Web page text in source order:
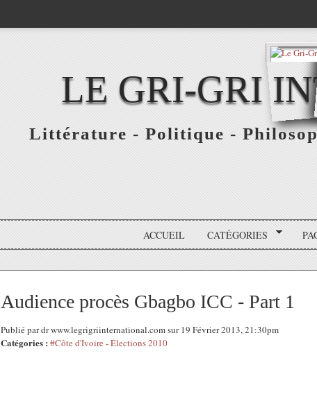
LE GRI-GRI
Littérature - Politique -
ACCUEIL CATÉGORIES
Audience procès Gbagbo ICC - Part 1
Publié par dr www.legrigriinternational.com sur 19 Février 2013, 21:30pm
Catégories : #Côte d'Ivoire - Élections 2010